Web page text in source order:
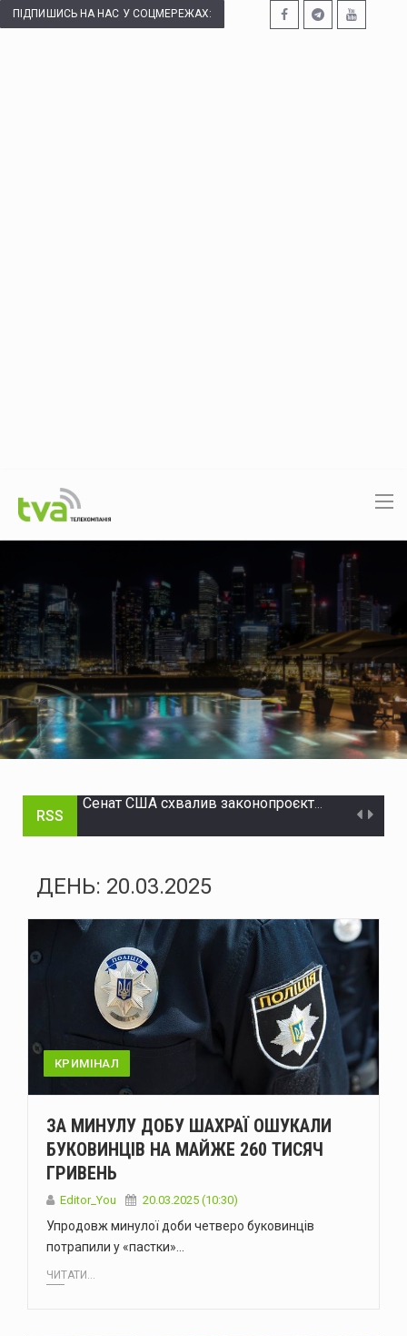
ПІДПИШИСЬ НА НАС У СОЦМЕРЕЖАХ:
RSS
На Буковині рятувальники ліквідовували пожежі та наслідки негоди
На Буковині поліцейські затримали чоловіка, який поранив двох поліцейських та 11 днів переховувався у лісі
У Чернівцях через аварійний витік води без водопостачання залишаться низка адрес
рф атакувала Україну шістьма балістичними ракетами та 151 дроном: ППО знешкодила 135 цілей
Міноборони запускає реформу харчування ЗСУ
ДЕНЬ: 20.03.2025
КРИМІНАЛ
ЗА МИНУЛУ ДОБУ ШАХРАЇ ОШУКАЛИ
БУКОВИНЦІВ НА МАЙЖЕ 260 ТИСЯЧ
ГРИВЕНЬ
Editor_You 20.03.2025 (10:30)
Упродовж минулої доби четверо буковинців
потрапили у «пастки»…
ЧИТАТИ...